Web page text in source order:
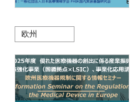
欧州